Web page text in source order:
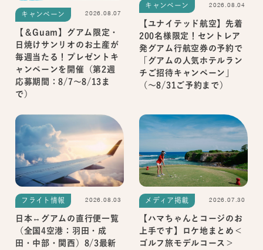
キャンペーン 2026.08.07
【＆Guam】グアム限定・
日焼けサンリオのお土産が
毎週当たる！プレゼントキ
ャンペーンを開催（第2週
応募期間：8/7～8/13ま
で）
キャンペーン 2026.08.04
【ユナイテッド航空】先着
200名様限定！セントレア
発グアム行航空券の予約で
「グアムの人気ホテルラン
チご招待キャンペーン」
（～8/31ご予約まで）
フライト情報 2026.08.03
日本↔グアムの直行便一覧
（全国4空港：羽田・成
田・中部・関西）8/3最新
メディア掲載 2026.07.30
【ハマちゃんとコージのお
上手です】ロケ地まとめ＜
ゴルフ旅モデルコース＞